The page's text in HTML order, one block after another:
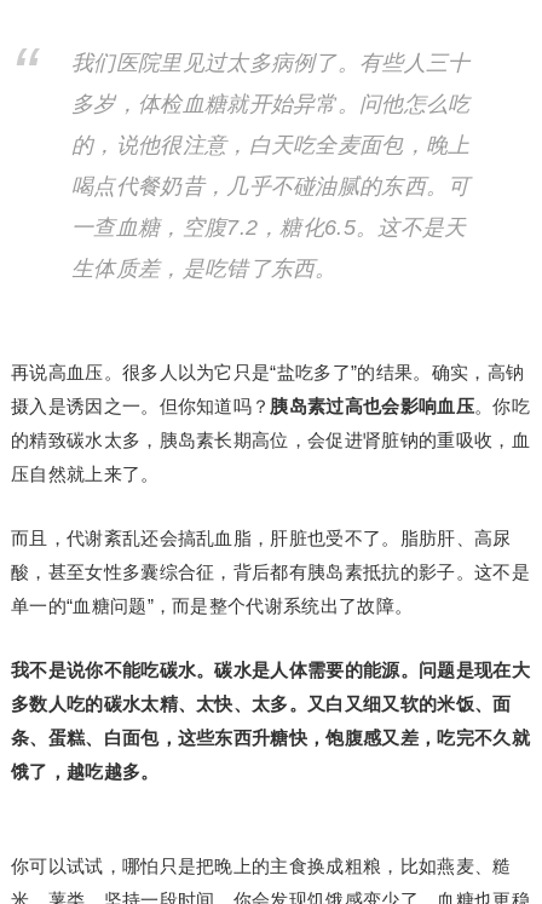
我们医院里见过太多病例了。有些人三十
多岁，体检血糖就开始异常。问他怎么吃
的，说他很注意，白天吃全麦面包，晚上
喝点代餐奶昔，几乎不碰油腻的东西。可
一查血糖，空腹7.2，糖化6.5。这不是天
生体质差，是吃错了东西。
再说高血压。很多人以为它只是“盐吃多了”的结果。确实，高钠
摄入是诱因之一。但你知道吗？ 胰岛素过高也会影响血压。你吃
的精致碳水太多，胰岛素长期高位，会促进肾脏钠的重吸收，血
压自然就上来了。
而且，代谢紊乱还会搞乱血脂，肝脏也受不了。脂肪肝、高尿
酸，甚至女性多囊综合征，背后都有胰岛素抵抗的影子。这不是
单一的“血糖问题”，而是整个代谢系统出了故障。
我不是说你不能吃碳水。碳水是人体需要的能源。问题是现在大
多数人吃的碳水太精、太快、太多。又白又细又软的米饭、面
条、蛋糕、白面包，这些东西升糖快，饱腹感又差，吃完不久就
饿了，越吃越多。
你可以试试，哪怕只是把晚上的主食换成粗粮，比如燕麦、糙
米、薯类，坚持一段时间，你会发现饥饿感变少了，血糖也更稳